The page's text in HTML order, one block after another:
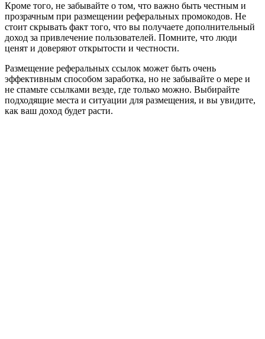
Кроме того, не забывайте о том, что важно быть честным и
прозрачным при размещении реферальных промокодов. Не
стоит скрывать факт того, что вы получаете дополнительный
доход за привлечение пользователей. Помните, что люди
ценят и доверяют открытости и честности.
Размещение реферальных ссылок может быть очень
эффективным способом заработка, но не забывайте о мере и
не спамьте ссылками везде, где только можно. Выбирайте
подходящие места и ситуации для размещения, и вы увидите,
как ваш доход будет расти.